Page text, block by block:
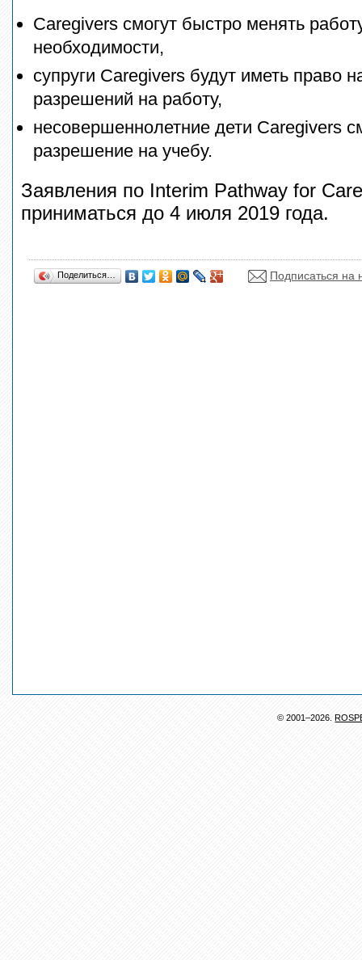
Caregivers смогут быстро менять
необходимости,
супруги Caregivers будут иметь право
разрешений на работу,
несовершеннолетние дети Caregivers
разрешение на учебу.
Заявления по Interim Pathway for
приниматься до 4 июля 2019 года.
Поделиться… Подписаться на
© 2001–2026.